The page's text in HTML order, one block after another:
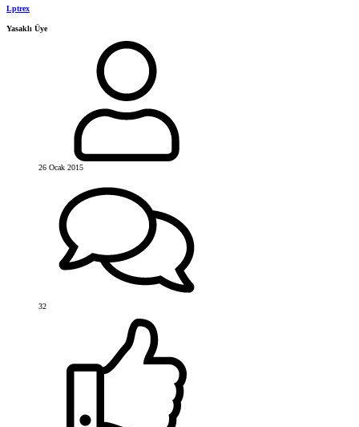
Lptrex
Yasaklı Üye
26 Ocak 2015
32